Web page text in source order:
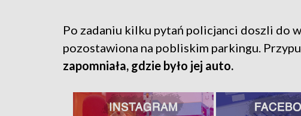
Po zadaniu kilku pytań policjanci doszli do
pozostawiona na pobliskim parkingu.
zapomniała, gdzie było jej auto.